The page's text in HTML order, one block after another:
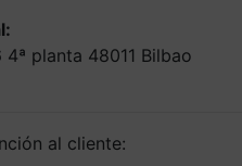
planta 48011 Bilbao
al cliente: